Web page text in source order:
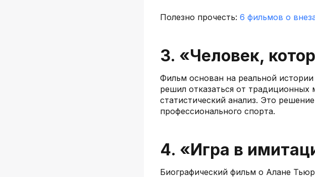
Полезно прочесть:6 фильмов о
3. «Человек,
Фильм основан на реальной
решил отказаться от
статистический анализ. Это
профессионального спорта.
4. «Игра в
Биографический фильм о Алане